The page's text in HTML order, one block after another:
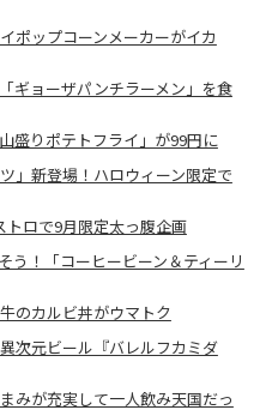
ポップコーンメーカーがイカ
ギョーザパンチラーメン」を食
盛りポテトフライ」が99円に
」新登場！ハロウィーン限定で
トロで9月限定太っ腹企画
う！「コーヒービーン＆ティーリ
のカルビ丼がウマトク
次元ビール『バレルフカミダ
みが充実して一人飲み天国だっ